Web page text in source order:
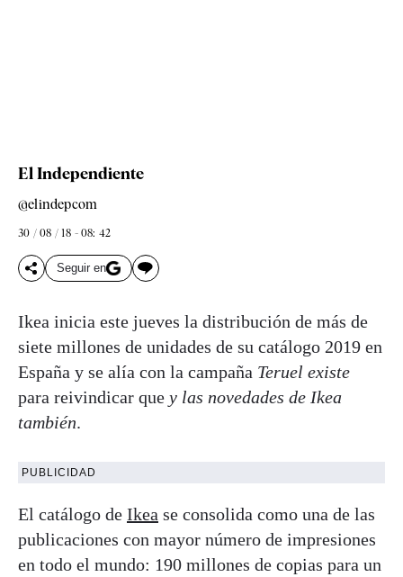
El Independiente
@elindepcom
30 / 08 / 18 - 08: 42
Seguir en
Ikea inicia este jueves la distribución de más de
siete millones de unidades de su catálogo 2019 en
España y se alía con la campaña Teruel existe
para reivindicar que y las novedades de Ikea
también.
PUBLICIDAD
El catálogo de Ikea se consolida como una de las
publicaciones con mayor número de impresiones
en todo el mundo: 190 millones de copias para un